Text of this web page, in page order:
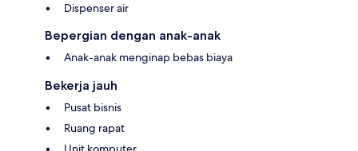
Dispenser air
Bepergian dengan anak-anak
Anak-anak menginap bebas biaya
Bekerja jauh
Pusat bisnis
Ruang rapat